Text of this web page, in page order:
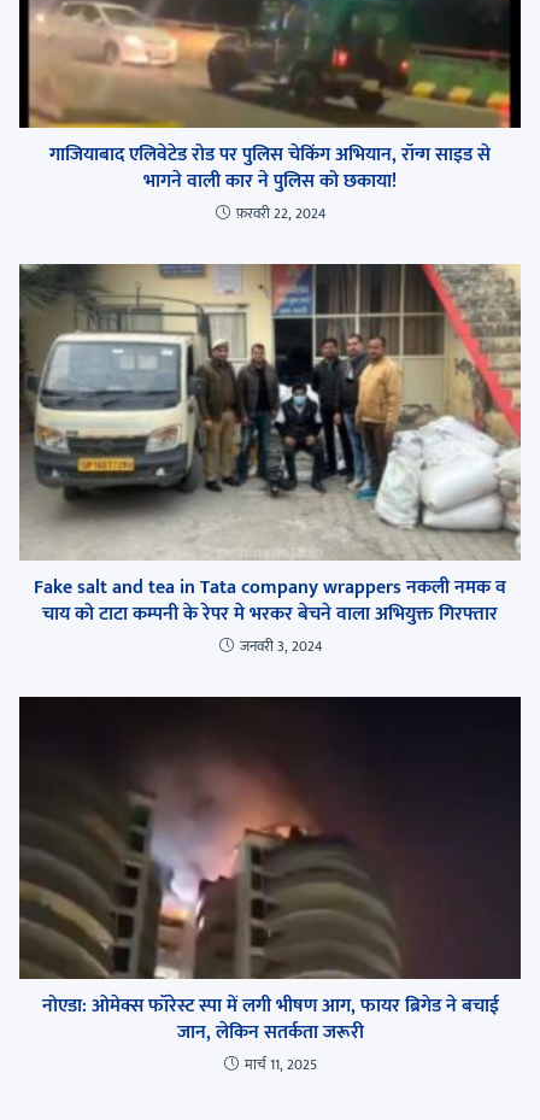
गाजियाबाद एलिवेटेड रोड पर पुलिस चेकिंग अभियान, रॉन्ग साइड से
भागने वाली कार ने पुलिस को छकाया!
फ़रवरी 22, 2024
Fake salt and tea in Tata company wrappers नकली नमक व
चाय को टाटा कम्पनी के रेपर मे भरकर बेचने वाला अभियुक्त गिरफ्तार
जनवरी 3, 2024
नोएडा: ओमेक्स फॉरेस्ट स्पा में लगी भीषण आग, फायर ब्रिगेड ने बचाई
जान, लेकिन सतर्कता जरूरी
मार्च 11, 2025